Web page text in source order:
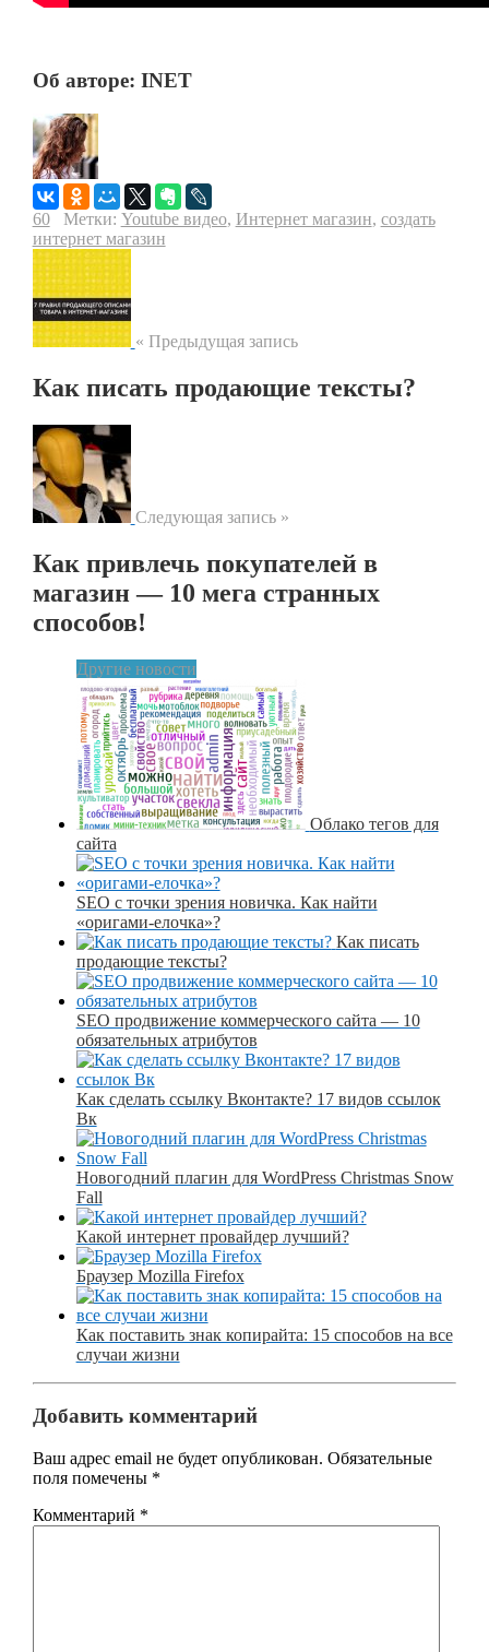
Об авторе: INET
60 Метки: Youtube видео, Интернет магазин, создать
интернет магазин
« Предыдущая запись
Как писать продающие тексты?
Следующая запись »
Как привлечь покупателей в
магазин — 10 мега странных
способов!
Другие новости
Облако тегов для
сайта
SEO с точки зрения новичка. Как найти
«оригами-елочка»?
Как писать
продающие тексты?
SEO продвижение коммерческого сайта — 10
обязательных атрибутов
Как сделать ссылку Вконтакте? 17 видов ссылок
Вк
Новогодний плагин для WordPress Christmas Snow
Fall
Какой интернет провайдер лучший?
Браузер Mozilla Firefox
Как поставить знак копирайта: 15 способов на все
случаи жизни
Добавить комментарий
Ваш адрес email не будет опубликован. Обязательные
поля помечены *
Комментарий *